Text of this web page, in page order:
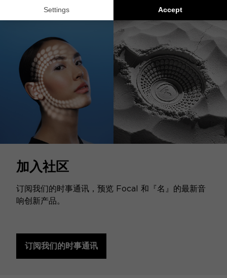
加入社区
订阅我们的时事通讯，预览 Focal 和『名』的最新音
响创新产品。
订阅我们的时事通讯